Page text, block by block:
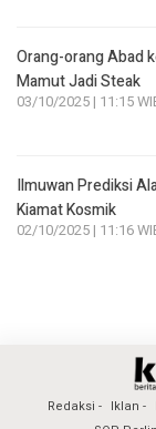
Orang-orang Abad
Mamut Jadi Steak
03/10/2025 | 11:15
Ilmuwan Prediksi
Kiamat Kosmik
02/10/2025 | 11:16
Redaksi Iklan